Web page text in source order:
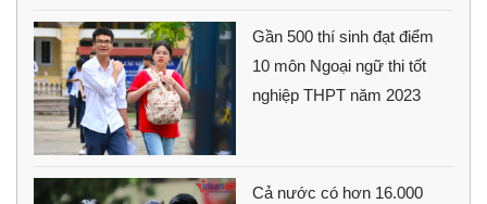
Gần 500 thí sinh đạt điểm
10 môn Ngoại ngữ thi tốt
nghiệp THPT năm 2023
Cả nước có hơn 16.000